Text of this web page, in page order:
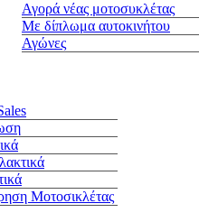
Αγορά νέας μοτοσυκλέτας
Με δίπλωμα αυτοκινήτου
Αγώνες
Μοτοσικλέτας